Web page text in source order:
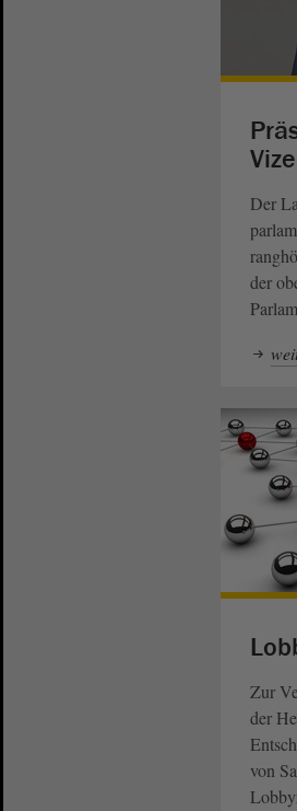
Der
der
Zur
der
von